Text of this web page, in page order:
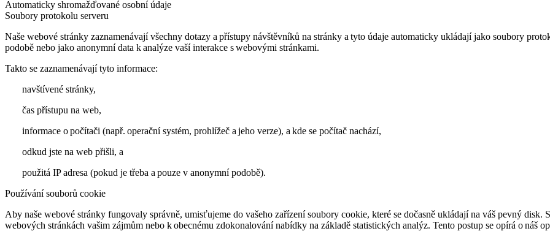
Automaticky shromažďované osobní údaje
Soubory protokolu serveru
Naše webové stránky zaznamenávají všechny dotazy a přístupy návštěvníků na stránky a tyto údaje automaticky ukládají jako soubory
podobě nebo jako anonymní data k analýze vaší interakce s webovými stránkami.
Takto se zaznamenávají tyto informace:
navštívené stránky,
čas přístupu na web,
informace o počítači (např. operační systém, prohlížeč a jeho verze), a kde se počítač nachází,
odkud jste na web přišli, a
použitá IP adresa (pokud je třeba a pouze v anonymní podobě).
Používání souborů cookie
Aby naše webové stránky fungovaly správně, umisťujeme do vašeho zařízení soubory cookie, které se dočasně ukládají na váš pevný
webových stránkách vašim zájmům nebo k obecnému zdokonalování nabídky na základě statistických analýz. Tento postup se opírá o náš